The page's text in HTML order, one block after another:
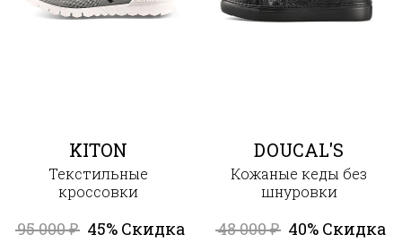
KITON
Текстильные
кроссовки
95 000₽ 45% Скидка
DOUCAL'S
Кожаные кеды без
шнуровки
48 000₽ 40% Скидка